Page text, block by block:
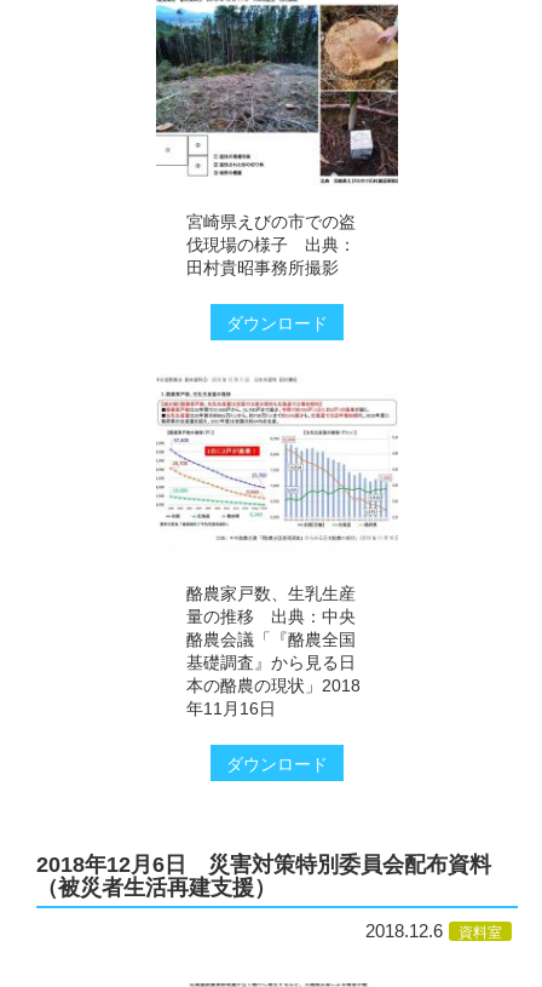
宮崎県えびの市での盗
伐現場の様子 出典：
田村貴昭事務所撮影
ダウンロード
酪農家戸数、生乳生産
量の推移 出典：中央
酪農会議「『酪農全国
基礎調査』から見る日
本の酪農の現状」2018
年11月16日
ダウンロード
2018年12月6日 災害対策特別委員会配布資料
（被災者生活再建支援）
2018.12.6 資料室